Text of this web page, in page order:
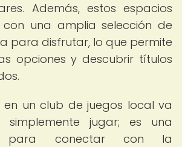
Además, estos espacios
una amplia selección de
para disfrutar, lo que permite
opciones y descubrir títulos
en un club de juegos local va
jugar; es una
para conectar con la